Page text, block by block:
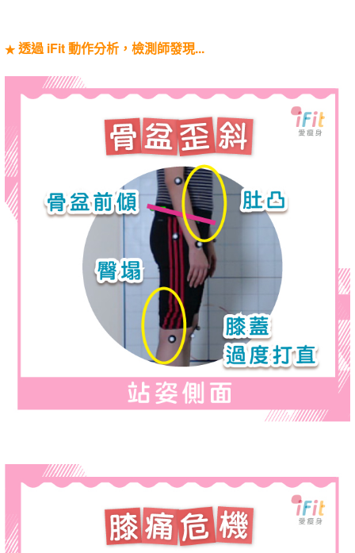
★ 透過 iFit 動作分析，檢測師發現...​